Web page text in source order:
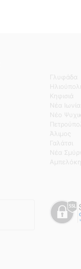
Γλυφάδα
Κηφισιά
Νέα Ιωνία
Νέο
Άλιμος
Γαλάτσι
Νέα